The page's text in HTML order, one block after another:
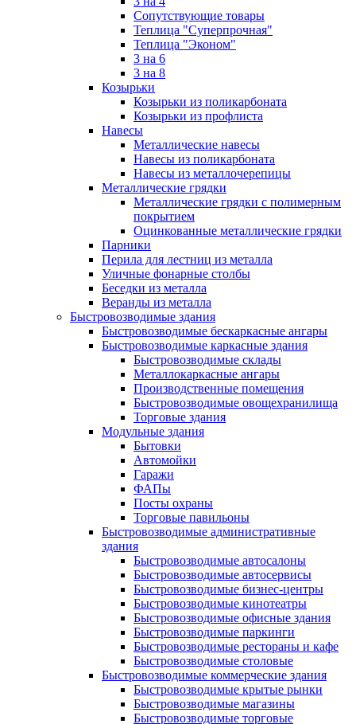
Сопутствующие товары
Теплица "Суперпрочная"
Теплица "Эконом"
3 на 6
3 на 8
Козырьки
Козырьки из поликарбоната
Козырьки из профлиста
Навесы
Металлические навесы
Навесы из поликарбоната
Навесы из металлочерепицы
Металлические грядки
Металлические грядки с полимерным
покрытием
Оцинкованные металлические грядки
Парники
Перила для лестниц из металла
Уличные фонарные столбы
Беседки из металла
Веранды из металла
Быстровозводимые здания
Быстровозводимые бескаркасные ангары
Быстровозводимые каркасные здания
Быстровозводимые склады
Металлокаркасные ангары
Производственные помещения
Быстровозводимые овощехранилища
Торговые здания
Модульные здания
Бытовки
Автомойки
Гаражи
ФАПы
Посты охраны
Торговые павильоны
Быстровозводимые административные
здания
Быстровозводимые автосалоны
Быстровозводимые автосервисы
Быстровозводимые бизнес-центры
Быстровозводимые кинотеатры
Быстровозводимые офисные здания
Быстровозводимые паркинги
Быстровозводимые рестораны и кафе
Быстровозводимые столовые
Быстровозводимые коммерческие здания
Быстровозводимые крытые рынки
Быстровозводимые магазины
Быстровозводимые торговые